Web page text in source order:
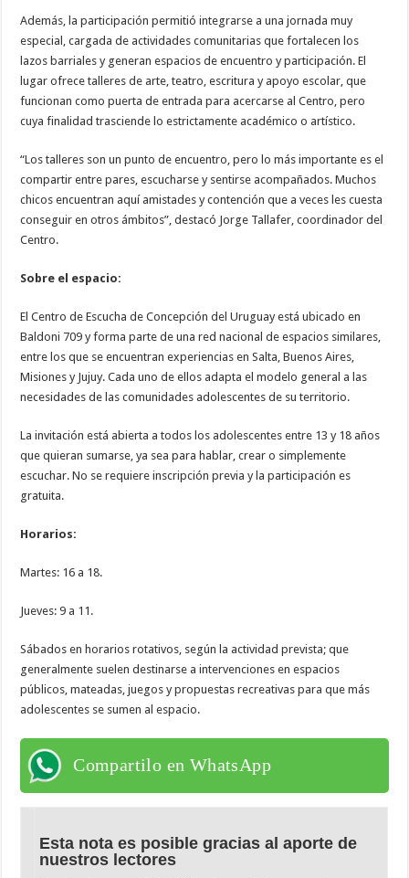
Además, la participación permitió integrarse a una jornada muy
especial, cargada de actividades comunitarias que fortalecen los
lazos barriales y generan espacios de encuentro y participación. El
lugar ofrece talleres de arte, teatro, escritura y apoyo escolar, que
funcionan como puerta de entrada para acercarse al Centro, pero
cuya finalidad trasciende lo estrictamente académico o artístico.
“Los talleres son un punto de encuentro, pero lo más importante es el
compartir entre pares, escucharse y sentirse acompañados. Muchos
chicos encuentran aquí amistades y contención que a veces les cuesta
conseguir en otros ámbitos”, destacó Jorge Tallafer, coordinador del
Centro.
Sobre el espacio:
El Centro de Escucha de Concepción del Uruguay está ubicado en
Baldoni 709 y forma parte de una red nacional de espacios similares,
entre los que se encuentran experiencias en Salta, Buenos Aires,
Misiones y Jujuy. Cada uno de ellos adapta el modelo general a las
necesidades de las comunidades adolescentes de su territorio.
La invitación está abierta a todos los adolescentes entre 13 y 18 años
que quieran sumarse, ya sea para hablar, crear o simplemente
escuchar. No se requiere inscripción previa y la participación es
gratuita.
Horarios:
Martes: 16 a 18.
Jueves: 9 a 11.
Sábados en horarios rotativos, según la actividad prevista; que
generalmente suelen destinarse a intervenciones en espacios
públicos, mateadas, juegos y propuestas recreativas para que más
adolescentes se sumen al espacio.
Compartilo en WhatsApp
Esta nota es posible gracias al aporte de
nuestros lectores